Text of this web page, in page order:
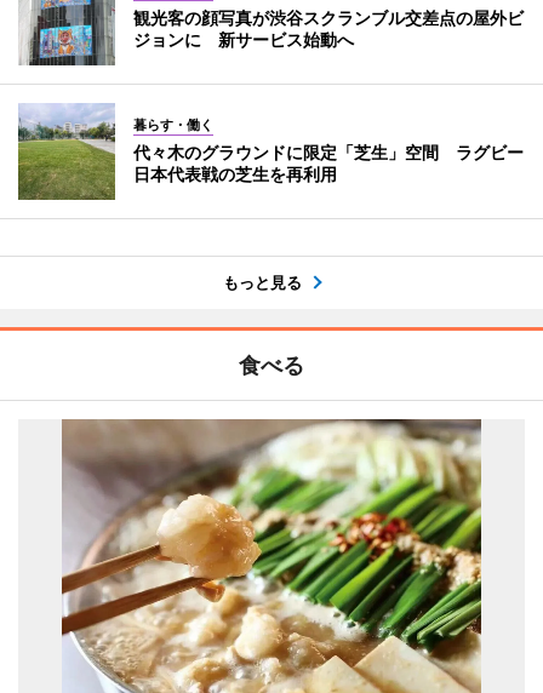
観光客の顔写真が渋谷スクランブル交差点の屋外ビ
ジョンに 新サービス始動へ
暮らす・働く
代々木のグラウンドに限定「芝生」空間 ラグビー
日本代表戦の芝生を再利用
もっと見る
食べる